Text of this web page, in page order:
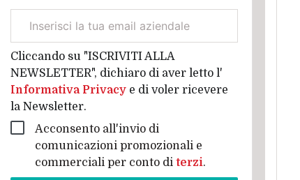
aziendale
Cliccando su "ISCRIVITI ALLA
NEWSLETTER", dichiaro di aver letto l'
Informativa Privacy e di voler ricevere
la Newsletter.
Acconsento all'invio di
comunicazioni promozionali e
commerciali per conto di terzi.